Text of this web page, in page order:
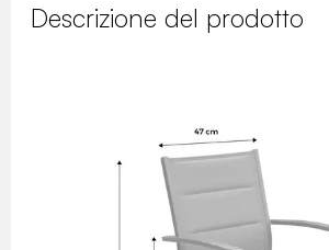
Descrizione del prodotto